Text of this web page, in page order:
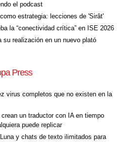
el podcast
estrategia: lecciones de 'Sirât'
la “conectividad crítica” en ISE 2026
su realización en un nuevo plató
Press
virus completos que no existen en la
un traductor con IA en tiempo
puede replicar
y chats de texto ilimitados para